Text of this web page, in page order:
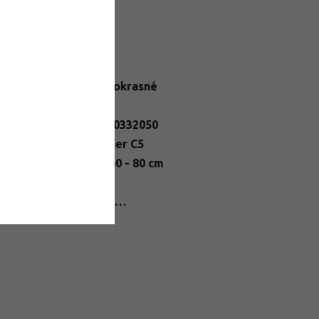
Liesky okrasné
2284900332050
kontajner C5
výška 60 - 80 cm
bola vypredaná…